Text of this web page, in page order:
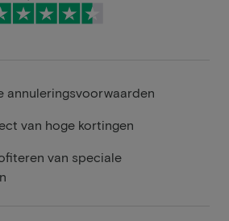
annuleringsvoorwaarden
van hoge kortingen
van speciale